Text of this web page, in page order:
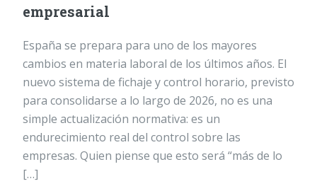
empresarial
España se prepara para uno de los mayores
cambios en materia laboral de los últimos años. El
nuevo sistema de fichaje y control horario, previsto
para consolidarse a lo largo de 2026, no es una
simple actualización normativa: es un
endurecimiento real del control sobre las
empresas. Quien piense que esto será “más de lo
[…]